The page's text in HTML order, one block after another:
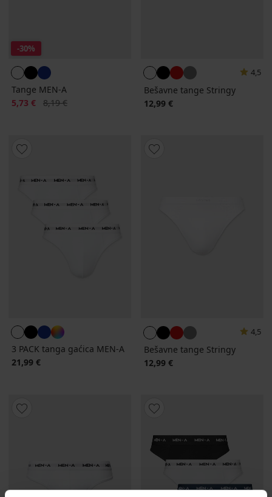
-30%
Tange MEN-A
Popust
5,73 € Prvobitna cijena
8,19 €
4,5
Bešavne tange Stringy
12,99 €
3 PACK tanga gaćica MEN-A
21,99 €
4,5
Bešavne tange Stringy
12,99 €